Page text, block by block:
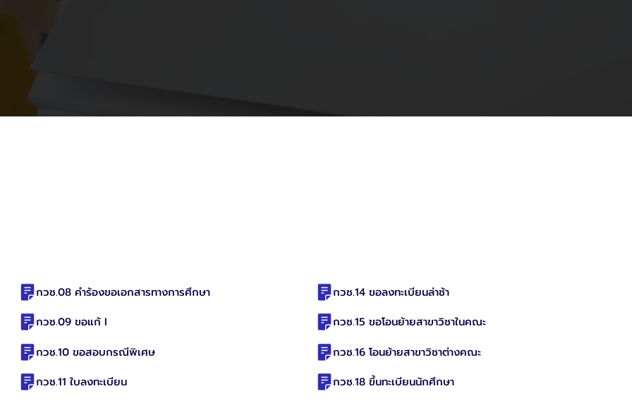
กวช.08 คำร้องขอเอกสารทางการศึกษา
กวช.09 ขอแก้ I
กวช.10 ขอสอบกรณีพิเศษ
กวช.11 ใบลงทะเบียน
กวช.14 ขอลงทะเบียนล่าช้า
กวช.15 ขอโอนย้ายสาขาวิชาในคณะ
กวช.16 โอนย้ายสาขาวิชาต่างคณะ
กวช.18 ขึ้นทะเบียนนักศึกษา